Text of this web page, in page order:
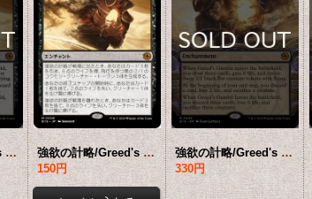
強欲の計略/Greed's Gambit 【英語版】 [BIG-黒MR]
強欲の計略/Greed's Gambit 【日本語版】 [BIG-黒MR]
150円
強欲の計略/Greed's Gambit (ショーケース版) 【英語版】 [BIG-黒MR]
330円